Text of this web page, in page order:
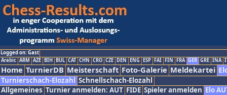
Logged on: Gast
Arabic ARM AZE BIH BUL CAT CHN CRO CZE DEN ENG ESP FAI FIN FRA GER GRE INA
Home TurnierDB Meisterschaft Foto-Galerie Meldekartei
Turnierschach-Elozahl Schnellschach-Elozahl
Allgemeines Turnier anmelden: AUT FIDE Spieler anmelden Elo